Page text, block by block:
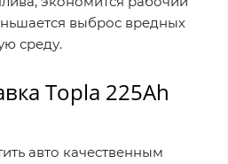
выброс вредных
среду.
Topla 225Ah
авто качественным